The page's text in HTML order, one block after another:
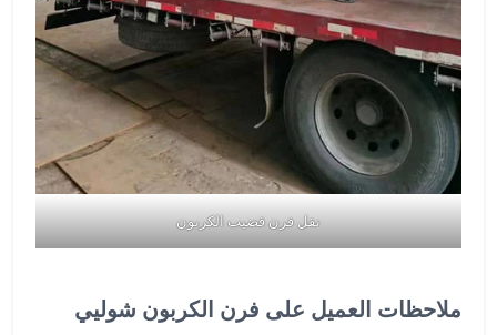
نقل فرن قضيب الكربون
ملاحظات العميل على فرن الكربون شوليي